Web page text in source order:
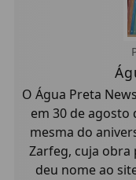
O Água Preta
em 30 de agosto
mesma do
Zarfeg, cuja obra
deu nome ao